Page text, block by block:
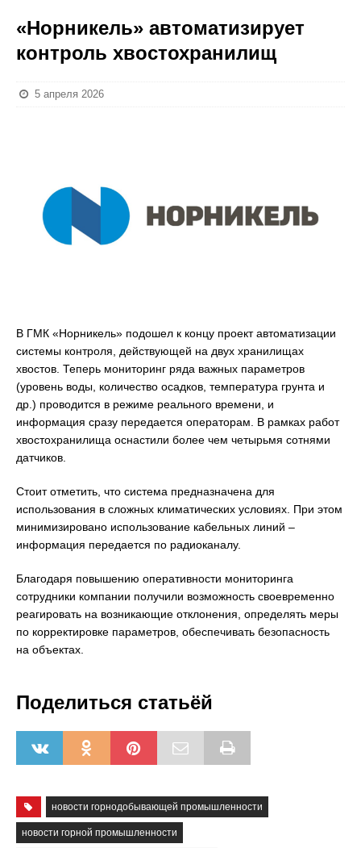
«Норникель» автоматизирует
контроль хвостохранилищ
5 апреля 2026
В ГМК «Норникель» подошел к концу проект автоматизации
системы контроля, действующей на двух хранилищах
хвостов. Теперь мониторинг ряда важных параметров
(уровень воды, количество осадков, температура грунта и
др.) проводится в режиме реального времени, и
информация сразу передается операторам. В рамках работ
хвостохранилища оснастили более чем четырьмя сотнями
датчиков.
Стоит отметить, что система предназначена для
использования в сложных климатических условиях. При этом
минимизировано использование кабельных линий –
информация передается по радиоканалу.
Благодаря повышению оперативности мониторинга
сотрудники компании получили возможность своевременно
реагировать на возникающие отклонения, определять меры
по корректировке параметров, обеспечивать безопасность
на объектах.
Поделиться статьёй
новости горнодобывающей промышленности
новости горной промышленности